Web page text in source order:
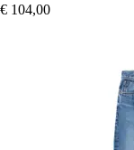
€ 104,00